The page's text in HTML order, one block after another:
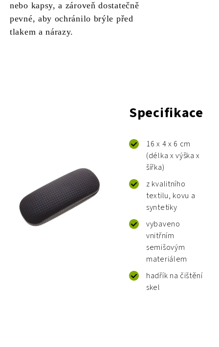
nebo kapsy, a zároveň dostatečně
pevné, aby ochránilo brýle před
tlakem a nárazy.
Specifikace
16 x 4 x 6 cm
(délka x výška x
šířka)
z kvalitního
textilu, kovu a
syntetiky
vybaveno
vnitřním
semišovým
materiálem
hadřík na čištění
skel